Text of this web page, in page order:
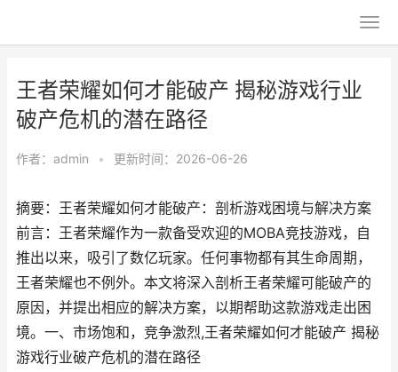
王者荣耀如何才能破产 揭秘游戏行业
破产危机的潜在路径
作者： admin • 更新时间：2026-06-26
摘要：王者荣耀如何才能破产：剖析游戏困境与解决方案
前言：王者荣耀作为一款备受欢迎的MOBA竞技游戏，自
推出以来，吸引了数亿玩家。任何事物都有其生命周期，
王者荣耀也不例外。本文将深入剖析王者荣耀可能破产的
原因，并提出相应的解决方案，以期帮助这款游戏走出困
境。一、市场饱和，竞争激烈,王者荣耀如何才能破产 揭秘
游戏行业破产危机的潜在路径